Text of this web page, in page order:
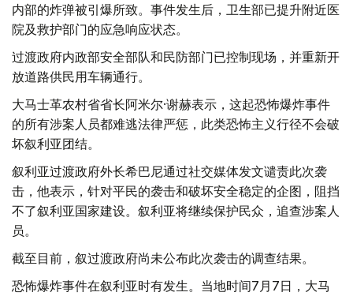
内部的炸弹被引爆所致。事件发生后，卫生部已提升附近医
院及救护部门的应急响应状态。
过渡政府内政部安全部队和民防部门已控制现场，并重新开
放道路供民用车辆通行。
大马士革农村省省长阿米尔·谢赫表示，这起恐怖爆炸事件
的所有涉案人员都难逃法律严惩，此类恐怖主义行径不会破
坏叙利亚团结。
叙利亚过渡政府外长希巴尼通过社交媒体发文谴责此次袭
击，他表示，针对平民的袭击和破坏安全稳定的企图，阻挡
不了叙利亚国家建设。叙利亚将继续保护民众，追查涉案人
员。
截至目前，叙过渡政府尚未公布此次袭击的调查结果。
恐怖爆炸事件在叙利亚时有发生。当地时间7月7日，大马